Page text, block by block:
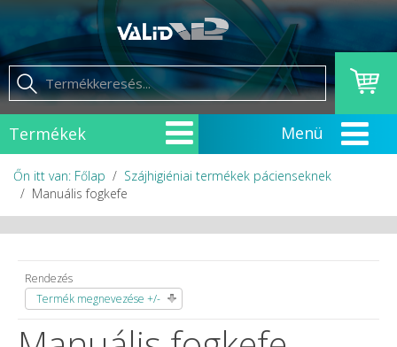
Termékek
Őn itt van: Főlap
Szájhigiéniai termékek pácienseknek
Manuális fogkefe
Rendezés
Termék megnevezése +/-